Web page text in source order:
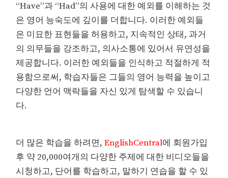
“Have”과 “Had”의 사용에 대한 예외를 이해하는 것
은 영어 능숙도에 깊이를 더합니다. 이러한 예외들
은 미묘한 표현들을 허용하고, 지속적인 상태, 과거
의 의무들을 강조하고, 의사소통에 있어서 유연성을
제공합니다. 이러한 예외들을 인식하고 적절하게 적
용함으로써, 학습자들은 그들의 영어 능력을 높이고
다양한 언어 맥락들을 자신 있게 탐색할 수 있습니
다.
더 많은 학습을 하려면,EnglishCentral에 회원가입
후 약 20,000여개의 다양한 주제에 대한 비디오들을
시청하고, 단어를 학습하고, 말하기 연습을 할 수 있